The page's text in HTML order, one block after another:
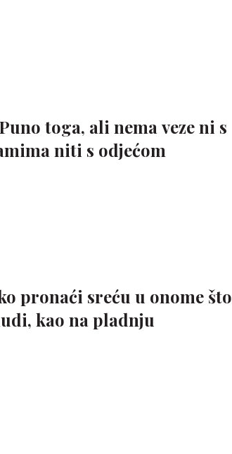
toga, ali nema veze ni s
niti s odjećom
pronaći sreću u onome što
kao na pladnju